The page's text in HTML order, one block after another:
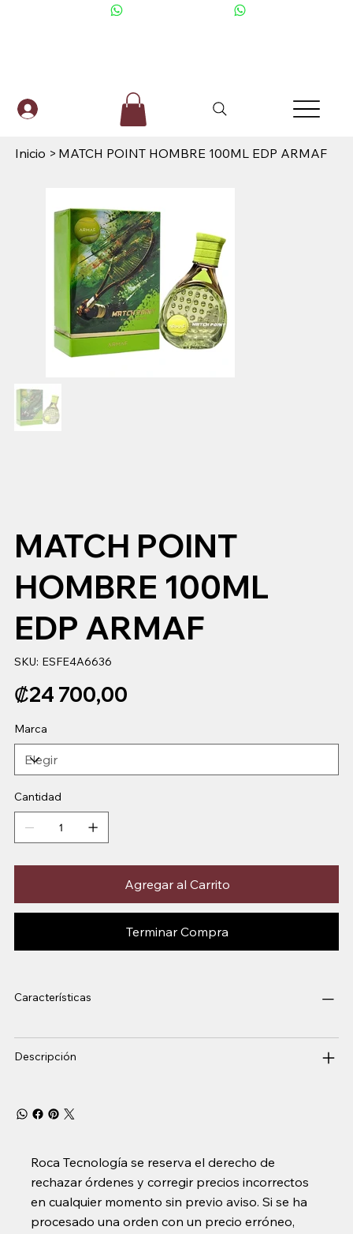
Inicio > MATCH POINT HOMBRE 100ML EDP ARMAF
MATCH POINT
HOMBRE 100ML
EDP ARMAF
SKU: SKU
ESFE4A6636
ESFE4A6636
Precio
₡24 700,00
Marca
Cantidad
Agregar al Carrito
Terminar Compra
Características
Descripción
Roca Tecnología se reserva el derecho de
rechazar órdenes y corregir precios incorrectos
en cualquier momento sin previo aviso. Si se ha
procesado una orden con un precio erróneo,